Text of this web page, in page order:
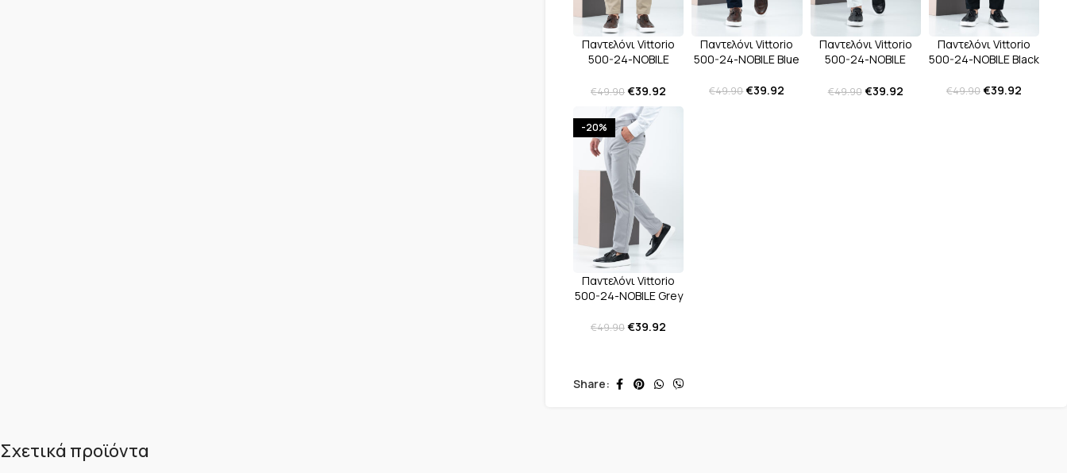
Παντελόνι Vittorio
500-24-NOBILE
€49.90€39.92
Παντελόνι Vittorio
500-24-NOBILE Blue
€49.90€39.92
Παντελόνι Vittorio
500-24-NOBILE
€49.90€39.92
Παντελόνι Vittorio
500-24-NOBILE Black
€49.90€39.92
-20%
Παντελόνι Vittorio
500-24-NOBILE Grey
€49.90€39.92
Share:
Σχετικά προϊόντα